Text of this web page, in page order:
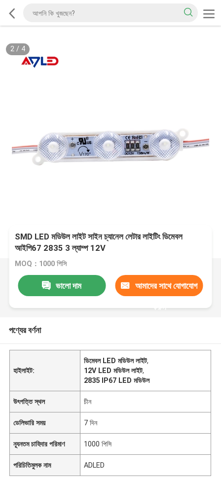
2/ 4
SMD LED মডিউল লাইট সাইন চ্যানেল লেটার লাইটিং ডিমেবল
আইপি67 2835 3 ল্যাম্প 12V
MOQ：1000 পিসি
ভালো দাম আমাদের সাথে যোগাযোগ
করুন
পণ্যের বর্ণনা
হাইলাইট:
ডিমেবল LED মডিউল লাইট,
12V LED মডিউল লাইট,
2835 IP67 LED মডিউল
উৎপত্তি স্থল চীন
ডেলিভারি সময় 7 দিন
ন্যূনতম চাহিদার পরিমাণ 1000 পিসি
পরিচিতিমুলক নাম ADLED